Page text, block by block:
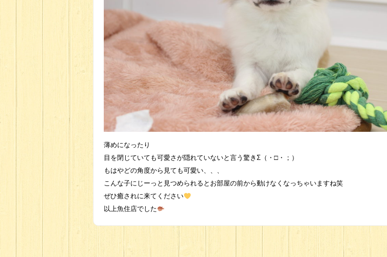
薄めになったり
目を閉じていても可愛さが隠れていないと言う驚きΣ（・□・；）
もはやどの角度から見ても可愛い、、、
こんな子にじーっと見つめられるとお部屋の前から動けなくなっちゃいますね笑
ぜひ癒されに来てください
以上魚住店でした